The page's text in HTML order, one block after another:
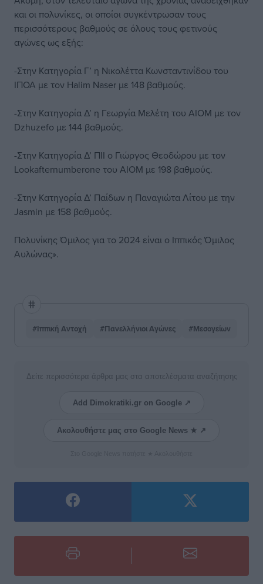
και οι πολυνίκες, οι οποίοι συγκέντρωσαν τους
περισσότερους βαθμούς σε όλους τους φετινούς
αγώνες ως εξής:
-Στην Κατηγορία Γ’ η Νικολέττα Κωνσταντινίδου του
ΙΠΟΑ με τον Halim Naser με 148 βαθμούς.
-Στην Κατηγορία Δ’ η Γεωργία Μελέτη του ΑΙΟΜ με τον
Dzhuzefo με 144 βαθμούς.
-Στην Κατηγορία Δ’ ΠΙΙ ο Γιώργος Θεοδώρου με τον
Lookafternumberone του ΑΙΟΜ με 198 βαθμούς.
-Στην Κατηγορία Δ’ Παίδων η Παναγιώτα Λίτου με την
Jasmin με 158 βαθμούς.
Πολυνίκης Όμιλος για το 2024 είναι ο Ιππικός Όμιλος
Αυλώνας».
#Ιππική Αντοχή #Πανελλήνιοι Αγώνες #Μεσογείων
Δείτε περισσότερα άρθρα μας στα αποτελέσματα αναζήτησης
Add Dimokratiki.gr on Google ↗
Ακολουθήστε μας στο Google News ★ ↗